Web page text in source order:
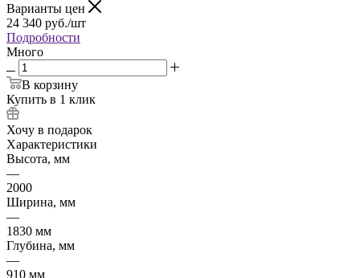
Варианты цен
24 340 руб./шт
Подробности
Много
В корзину
Купить в 1 клик
Хочу в подарок
Характеристики
Высота, мм
—
2000
Ширина, мм
—
1830 мм
Глубина, мм
—
910 мм